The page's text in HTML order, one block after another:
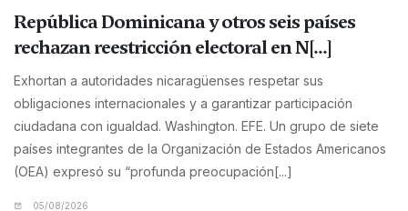
República Dominicana y otros seis países
rechazan reestricción electoral en N[...]
Exhortan a autoridades nicaragüenses respetar sus
obligaciones internacionales y a garantizar participación
ciudadana con igualdad. Washington. EFE. Un grupo de siete
países integrantes de la Organización de Estados Americanos
(OEA) expresó su “profunda preocupación[...]
05/08/2026